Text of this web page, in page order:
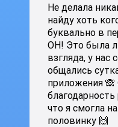
Не делала
найду хоть
буквально в
ОН! Это была
взгляда, у нас
общались
приложения
что я смогла
половинку 🙌